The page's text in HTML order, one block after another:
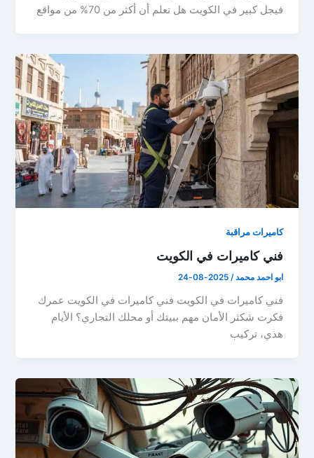
فيجل كبير في الكويت هل تعلم أن أكثر من 70% من مواقع
كاميرات مراقبة
فني كاميرات في الكويت
ابو احمد محمد/
2025-08-24
فني كاميرات في الكويت فني كاميرات في الكويت عمرك
فكرت شكثر الأمان مهم ببيتك أو محلك التجاري؟ الأيام
هذي، تركيب